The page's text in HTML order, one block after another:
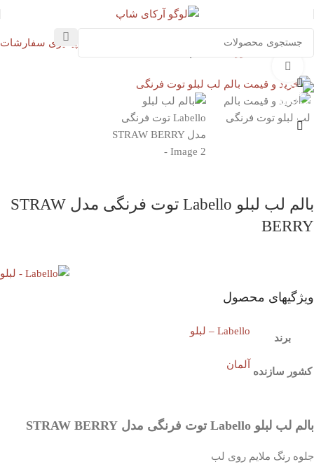
پیگیری سفارشات
پوست صورت
بالم لب لبلو Labello توت فرنگی مدل STRAW
BERRY
ویژگیهای محصول
برند
Labello – لبلو
کشور سازنده
آلمان
بالم لب لبلو Labello توت فرنگی مدل STRAW BERRY
جلوه رنگ ملایم روی لب